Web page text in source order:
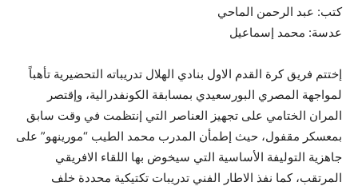
كتب: عبد الرحمن الماحي
عدسة: محمد إسماعيل
إختتم فريق كرة القدم الاول بنادي الهلال تدريباته التحضيرية تأهباً
لمواجهة المصري البورسعيدي بمسابقة الكونفدرالية، وإقتصر
المران الختامي على تجهيز العناصر التي إنتظمت في وقت سابق
بمعسكر مقفول، حيث إطمأن المدرب محمد الطيب “مورينهو” على
جاهزية التوليفة الأساسية التي سيخوض بها اللقاء الافريقي
المرتقب، كما نفذ الاطار الفني تدريبات تكتيكية محددة خلف